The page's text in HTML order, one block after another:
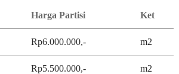
Harga Partisi Ket
Rp6.000.000,- m2
Rp5.500.000,- m2